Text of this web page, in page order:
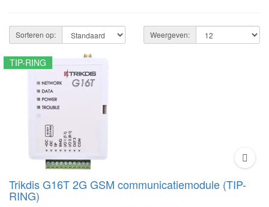
Sorteren op: Weergeven:
TIP-RING
Trikdis G16T 2G GSM communicatiemodule (TIP-
RING)